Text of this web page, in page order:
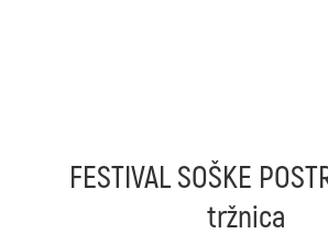
FESTIVAL SOŠKE
tržnica